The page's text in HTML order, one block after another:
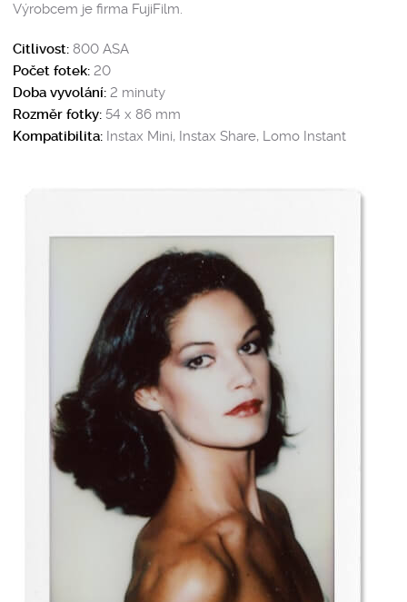
Výrobcem je firma FujiFilm.
Citlivost: 800 ASA
Počet fotek: 20
Doba vyvolání: 2 minuty
Rozměr fotky: 54 x 86 mm
Kompatibilita: Instax Mini, Instax Share, Lomo Instant